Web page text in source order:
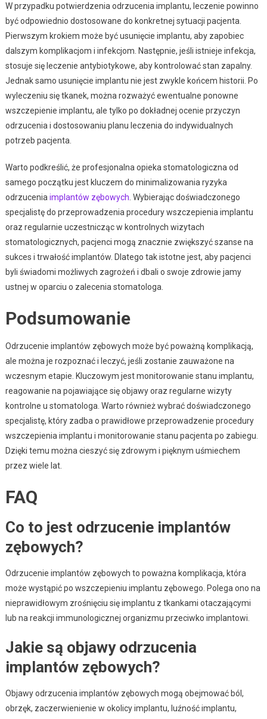
W przypadku potwierdzenia odrzucenia implantu, leczenie powinno
być odpowiednio dostosowane do konkretnej sytuacji pacjenta.
Pierwszym krokiem może być usunięcie implantu, aby zapobiec
dalszym komplikacjom i infekcjom. Następnie, jeśli istnieje infekcja,
stosuje się leczenie antybiotykowe, aby kontrolować stan zapalny.
Jednak samo usunięcie implantu nie jest zwykle końcem historii. Po
wyleczeniu się tkanek, można rozważyć ewentualne ponowne
wszczepienie implantu, ale tylko po dokładnej ocenie przyczyn
odrzucenia i dostosowaniu planu leczenia do indywidualnych
potrzeb pacjenta.
Warto podkreślić, że profesjonalna opieka stomatologiczna od
samego początku jest kluczem do minimalizowania ryzyka
odrzucenia implantów zębowych . Wybierając doświadczonego
specjalistę do przeprowadzenia procedury wszczepienia implantu
oraz regularnie uczestnicząc w kontrolnych wizytach
stomatologicznych, pacjenci mogą znacznie zwiększyć szanse na
sukces i trwałość implantów. Dlatego tak istotne jest, aby pacjenci
byli świadomi możliwych zagrożeń i dbali o swoje zdrowie jamy
ustnej w oparciu o zalecenia stomatologa.
Podsumowanie
Odrzucenie implantów zębowych może być poważną komplikacją,
ale można je rozpoznać i leczyć, jeśli zostanie zauważone na
wczesnym etapie. Kluczowym jest monitorowanie stanu implantu,
reagowanie na pojawiające się objawy oraz regularne wizyty
kontrolne u stomatologa. Warto również wybrać doświadczonego
specjalistę, który zadba o prawidłowe przeprowadzenie procedury
wszczepienia implantu i monitorowanie stanu pacjenta po zabiegu.
Dzięki temu można cieszyć się zdrowym i pięknym uśmiechem
przez wiele lat.
FAQ
Co to jest odrzucenie implantów
zębowych?
Odrzucenie implantów zębowych to poważna komplikacja, która
może wystąpić po wszczepieniu implantu zębowego. Polega ono na
nieprawidłowym zrośnięciu się implantu z tkankami otaczającymi
lub na reakcji immunologicznej organizmu przeciwko implantowi.
Jakie są objawy odrzucenia
implantów zębowych?
Objawy odrzucenia implantów zębowych mogą obejmować ból,
obrzęk, zaczerwienienie w okolicy implantu, luźność implantu,